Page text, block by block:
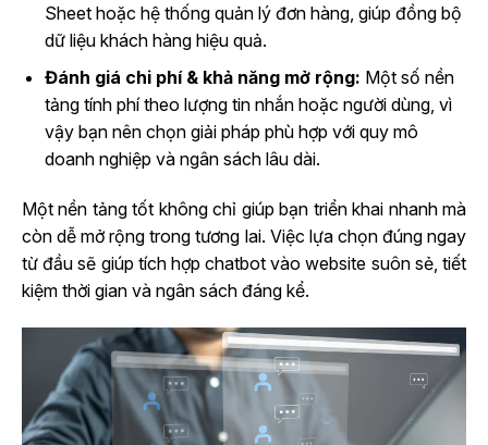
Sheet hoặc hệ thống quản lý đơn hàng, giúp đồng bộ
dữ liệu khách hàng hiệu quả.
Đánh giá chi phí & khả năng mở rộng: Một số nền
tảng tính phí theo lượng tin nhắn hoặc người dùng, vì
vậy bạn nên chọn giải pháp phù hợp với quy mô
doanh nghiệp và ngân sách lâu dài.
Một nền tảng tốt không chỉ giúp bạn triển khai nhanh mà
còn dễ mở rộng trong tương lai. Việc lựa chọn đúng ngay
từ đầu sẽ giúp tích hợp chatbot vào website suôn sẻ, tiết
kiệm thời gian và ngân sách đáng kể.